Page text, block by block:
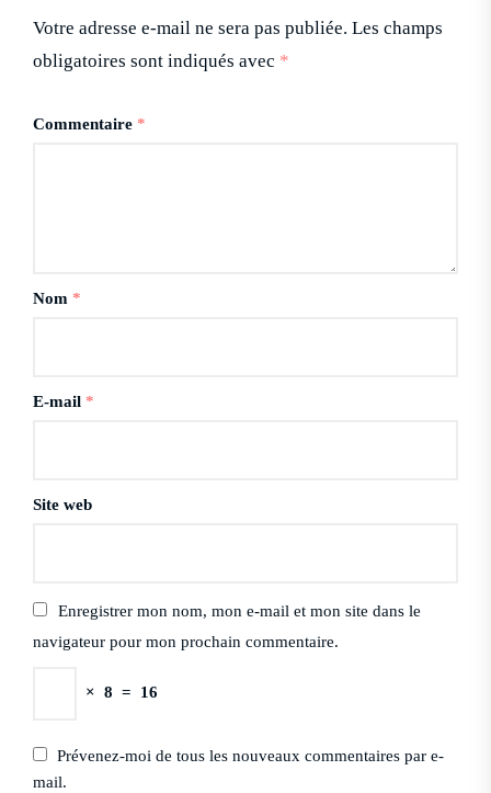
Votre adresse e-mail ne sera pas publiée. Les champs
obligatoires sont indiqués avec *
Commentaire *
Nom *
E-mail *
Site web
Enregistrer mon nom, mon e-mail et mon site dans le
navigateur pour mon prochain commentaire.
× 8 = 16
Prévenez-moi de tous les nouveaux commentaires par e-
mail.